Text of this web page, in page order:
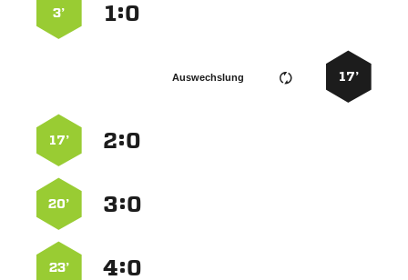
:
3’
17’
Auswechslung
:
17’
:
20’
:
23’